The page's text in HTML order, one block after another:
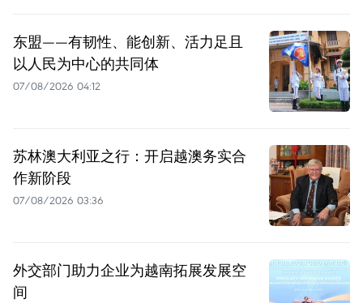
东盟——有韧性、能创新、活力足且
以人民为中心的共同体
07/08/2026 04:12
苏林澳大利亚之行：开启越澳务实合
作新阶段
07/08/2026 03:36
外交部门助力企业为越南拓展发展空
间